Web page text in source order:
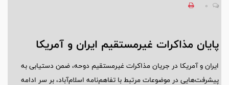
0
پایان مذاکرات غیرمستقیم ایران و آمریکا
ایران و آمریکا در جریان مذاکرات غیرمستقیم دوحه، ضمن دستیابی به
پیشرفت‌هایی در موضوعات مرتبط با تفاهم‌نامه اسلام‌آباد، بر سر ادامه